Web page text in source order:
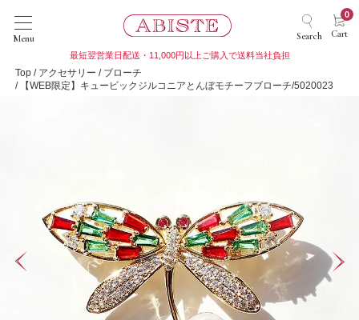
Menu Search Cart
0
最短翌営業日配送・11,000円以上ご購入で送料当社負担
Top アクセサリー
ブローチ
【WEB限定】キュービックジルコニアとんぼモチーフブローチ/5020023